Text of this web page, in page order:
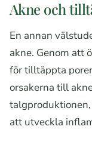
Akne och
En annan
akne. Genom att
för tilltäppta
orsakerna till
att utveckla